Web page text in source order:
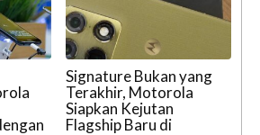
Signature Bukan yang
Terakhir, Motorola
Siapkan Kejutan
Flagship Baru di